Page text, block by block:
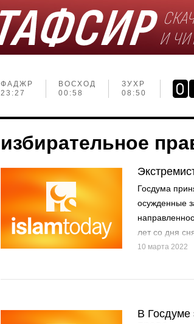
ФАДЖР
23:27
ВОСХОД
00:58
ЗУХР
08:50
избирательное
Госдума
осужденные
лет со дня
10 марта 2022
В Госдуме